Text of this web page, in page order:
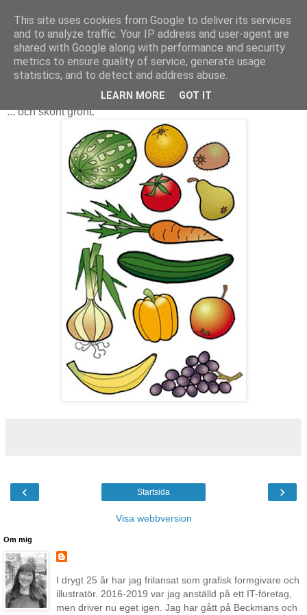
Fina frukter
... och skönt grönt.
‹ ›
Startsida
Visa webbversion
Om mig
I drygt 25 år har jag frilansat som grafisk formgivare och
illustratör. 2016-2019 var jag anställd på ett IT-företag,
men driver nu eget igen. Jag har gått på Beckmans och
This site uses cookies from Google to deliver its services
and to analyze traffic. Your IP address and user-agent are
shared with Google along with performance and security
metrics to ensure quality of service, generate usage
statistics, and to detect and address abuse.
LEARN MORE GOT IT